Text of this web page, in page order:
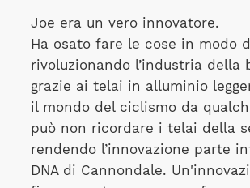
Joe era un vero innovatore.
Ha osato fare le cose in modo
rivoluzionando l’industria della
grazie ai telai in alluminio
il mondo del ciclismo da
può non ricordare i telai della
rendendo l’innovazione parte
DNA di Cannondale.